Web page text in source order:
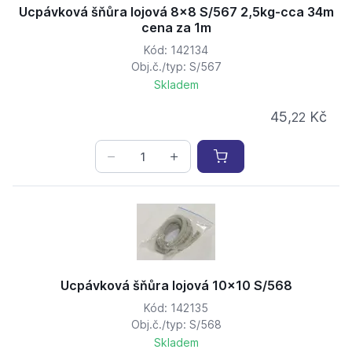
Ucpávková šňůra lojová 8x8 S/567 2,5kg-cca 34m
cena za 1m
Kód: 142134
Obj.č./typ: S/567
Skladem
45,22 Kč
Ucpávková šňůra lojová 10x10 S/568
Kód: 142135
Obj.č./typ: S/568
Skladem